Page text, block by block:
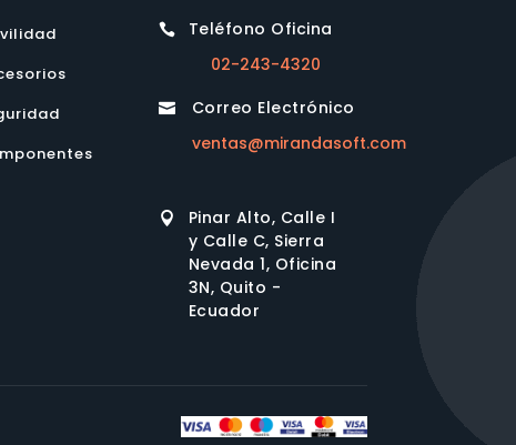

Teléfono Oficina
02-243-4320

Correo Electrónico
ventas@mirandasoft.com

Pinar Alto, Calle I
y Calle C, Sierra
Nevada 1, Oficina
3N, Quito -
Ecuador